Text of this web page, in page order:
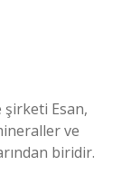
şirketi Esan,
ve
biridir.